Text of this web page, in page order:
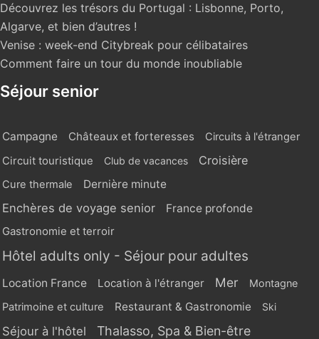
Découvrez les trésors du Portugal : Lisbonne, Porto,
Algarve, et bien d’autres !
Venise : week-end Citybreak pour célibataires
Comment faire un tour du monde inoubliable
Séjour senior
Campagne Châteaux et forteresses
Circuits à l'étranger
Circuit touristique
Club de vacances Croisière
Cure thermale Dernière minute
Enchères de voyage senior
France profonde
Gastronomie et terroir
Hôtel adults only - Séjour pour adultes
Location France Location à l'étranger Mer Montagne
Patrimoine et culture Restaurant & Gastronomie Ski
Séjour à l'hôtel Thalasso, Spa & Bien-être